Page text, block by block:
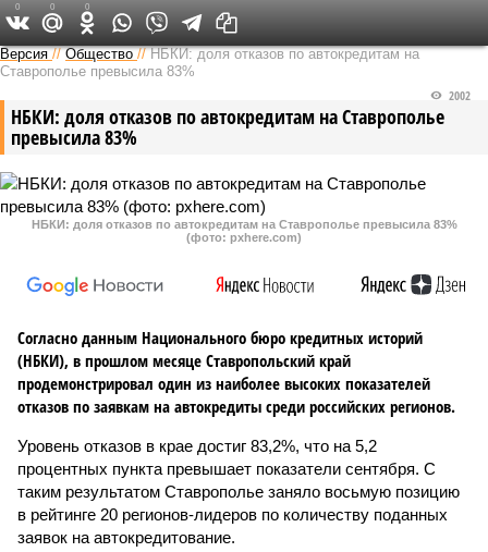
Версия на Кавказе
Версия //Общество //НБКИ: доля отказов по автокредитам на
Ставрополье превысила 83%
НБКИ: доля отказов по автокредитам на Ставрополье
превысила 83%
2002
НБКИ: доля отказов по автокредитам на Ставрополье превысила 83%
(фото: pxhere.com)
Согласно данным Национального бюро кредитных историй
(НБКИ), в прошлом месяце Ставропольский край
продемонстрировал один из наиболее высоких показателей
отказов по заявкам на автокредиты среди российских регионов.
Уровень отказов в крае достиг 83,2%, что на 5,2
процентных пункта превышает показатели сентября. С
таким результатом Ставрополье заняло восьмую позицию
в рейтинге 20 регионов-лидеров по количеству поданных
заявок на автокредитование.
0 0 0